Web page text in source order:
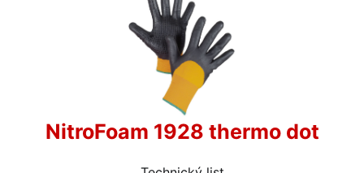
NitroFoam 1928 thermo dot